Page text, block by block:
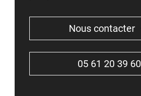
Nous contacter
05 61 20 39 60